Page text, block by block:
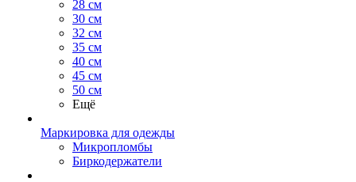
28 см
30 см
32 см
35 см
40 см
45 см
50 см
Ещё
Маркировка для одежды
Микропломбы
Биркодержатели